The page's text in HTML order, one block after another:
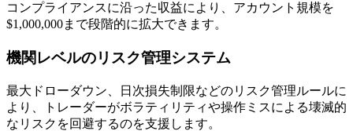
コンプライアンスに沿った収益により、アカウント規模を
$1,000,000まで段階的に拡大できます。
機関レベルのリスク管理システム
最大ドローダウン、日次損失制限などのリスク管理ルールに
より、トレーダーがボラティリティや操作ミスによる壊滅的
なリスクを回避するのを支援します。